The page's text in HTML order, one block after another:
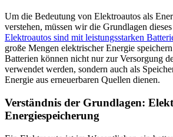
Um die Bedeutung von Elektroautos als
verstehen, müssen wir die Grundlagen
Elektroautos sind mit leistungsstarken
große Mengen elektrischer Energie
Batterien können nicht nur zur Versorgung
verwendet werden, sondern auch als
Energie aus erneuerbaren Quellen dienen.
Verständnis der Grundlagen:
Energiespeicherung